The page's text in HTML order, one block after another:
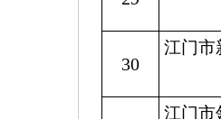
30
江门市
江门市